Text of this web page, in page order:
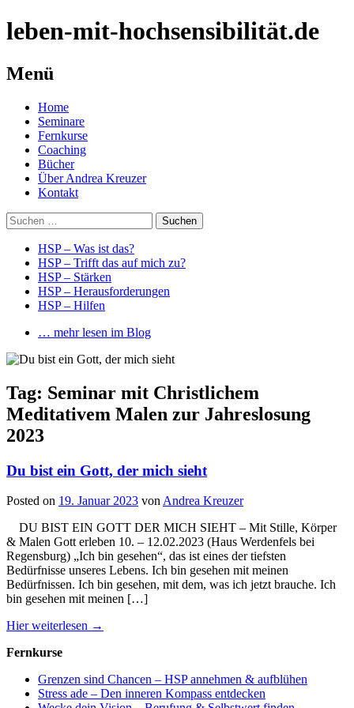
leben-mit-hochsensibilität.de
Menü
Springe
zum
Inhalt
Home
Seminare
Fernkurse
Coaching
Bücher
Über Andrea Kreuzer
Kontakt
Suchen
nach:
HSP – Was ist das?
HSP – Trifft das auf mich zu?
HSP – Stärken
HSP – Herausforderungen
HSP – Hilfen
… mehr lesen im Blog
Tag: Seminar mit Christlichem
Meditativem Malen zur Jahreslosung
2023
Du bist ein Gott, der mich sieht
Posted on 19. Januar 2023 von Andrea Kreuzer
DU BIST EIN GOTT DER MICH SIEHT – Mit Stille, Körper
& Malen Gott erleben 10. – 12.02.2023 (Haus Werdenfels bei
Regensburg) „Ich bin gesehen“, das ist eines der tiefsten
Bedürfnisse unseres Lebens. Ich bin gesehen mit meinen
Bedürfnissen. Ich bin gesehen, mit dem, was ich jetzt brauche. Ich
bin gesehen mit meinen […]
Hier weiterlesen →
Fernkurse
Grenzen sind Chancen – HSP annehmen & aufblühen
Stress ade – Den inneren Kompass entdecken